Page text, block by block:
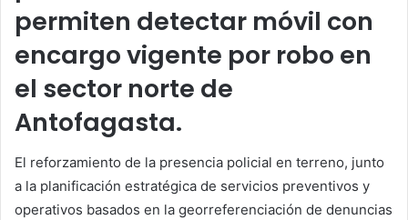
permiten detectar móvil con
encargo vigente por robo en
el sector norte de
Antofagasta.
El reforzamiento de la presencia policial en terreno, junto
a la planificación estratégica de servicios preventivos y
operativos basados en la georreferenciación de denuncias